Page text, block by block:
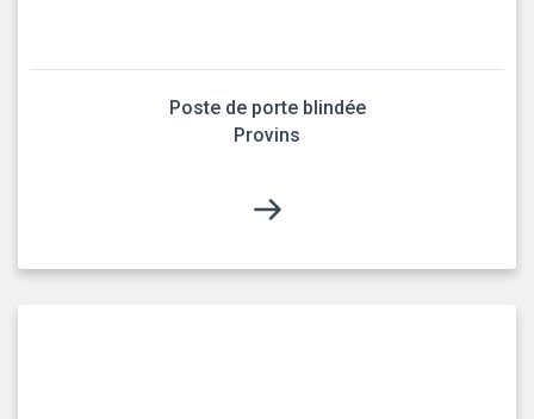
Poste de porte blindée
Provins